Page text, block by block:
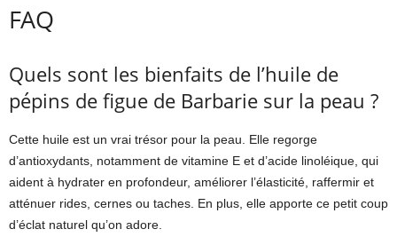
FAQ
Quels sont les bienfaits de l’huile de
pépins de figue de Barbarie sur la peau ?
Cette huile est un vrai trésor pour la peau. Elle regorge
d’antioxydants, notamment de vitamine E et d’acide linoléique, qui
aident à hydrater en profondeur, améliorer l’élasticité, raffermir et
atténuer rides, cernes ou taches. En plus, elle apporte ce petit coup
d’éclat naturel qu’on adore.